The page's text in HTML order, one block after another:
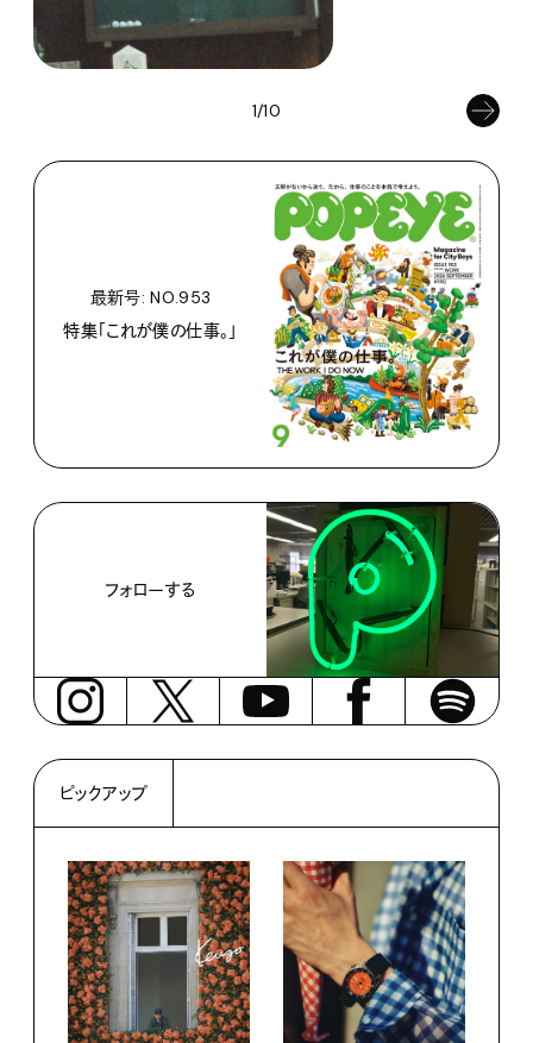
1/10
最新号: NO.953
特集「これが僕の仕事。」
フォローする
ピックアップ